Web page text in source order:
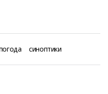
синоптики